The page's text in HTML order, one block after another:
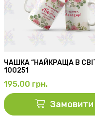
ЧАШКА “НАЙКРАЩА В
100251
195,00 грн.
Замовити